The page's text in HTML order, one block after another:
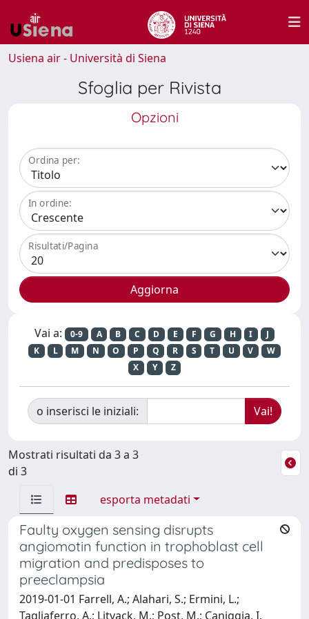
Usiena air - Università di Siena
Sfoglia per Rivista
Opzioni
Ordina per:
In ordine:
Risultati/Pagina
Vai a: 0-9 A B C D E F G H I
J
K
L M N O P Q R S T U V
W
X
Y Z
o inserisci le iniziali:
Mostrati risultati da 3 a 3
di 3
esporta metadati
Faulty oxygen sensing disrupts
angiomotin function in trophoblast cell
migration and predisposes to
preeclampsia
2019-01-01 Farrell, A.; Alahari, S.; Ermini, L.;
Tagliaferro, A.; Litvack, M.; Post, M.; Caniggia, I.